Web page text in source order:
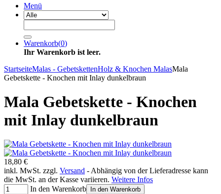
Menü
Warenkorb(0)
Ihr Warenkorb ist leer.
StartseiteMalas - GebetskettenHolz & Knochen MalasMala
Gebetskette - Knochen mit Inlay dunkelbraun
Mala Gebetskette - Knochen
mit Inlay dunkelbraun
18,80 €
inkl. MwSt. zzgl. Versand - Abhängig von der Lieferadresse kann
die MwSt. an der Kasse variieren. Weitere Infos
In den Warenkorb
In den Warenkorb